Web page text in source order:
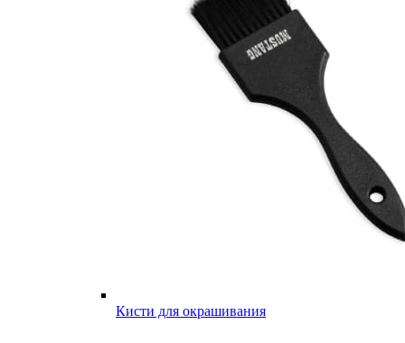
Кисти для окрашивания